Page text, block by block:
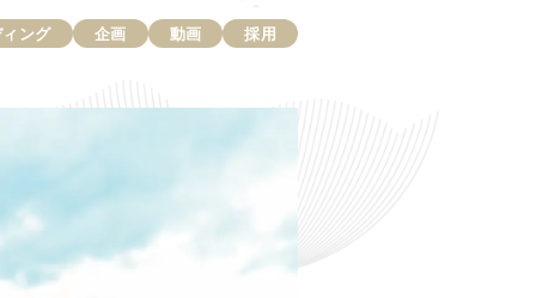
ング 企画 動画 採用